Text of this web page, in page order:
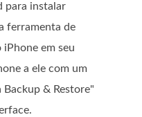
para instalar
ferramenta de
em seu
a ele com um
Backup & Restore"